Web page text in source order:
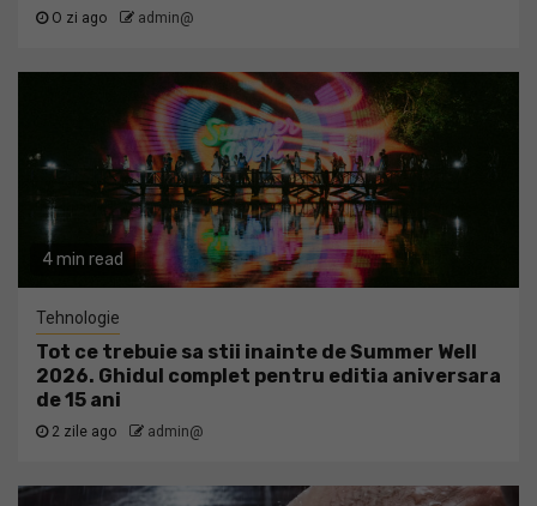
O zi ago admin@
4 min read
Tehnologie
Tot ce trebuie sa stii inainte de Summer Well
2026. Ghidul complet pentru editia aniversara
de 15 ani
2 zile ago admin@